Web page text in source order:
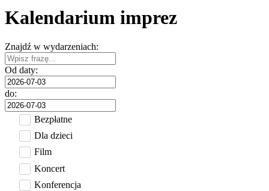
Kalendarium imprez
Znajdź w wydarzeniach:
Od daty:
do:
Bezpłatne
Dla dzieci
Film
Koncert
Konferencja